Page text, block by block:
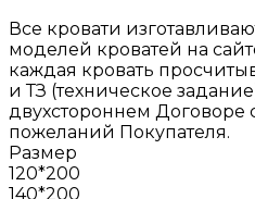
Все кровати
моделей кроватей на
каждая кровать
и ТЗ (техническое
двухстороннем Договоре
пожеланий Покупателя.
Размер
120*200
140*200